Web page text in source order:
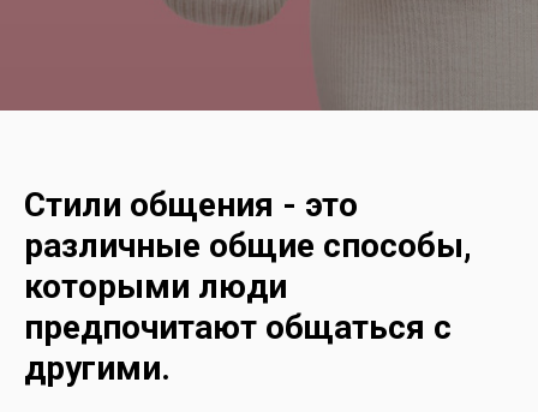
Стили общения - это
различные общие способы,
которыми люди
предпочитают общаться с
другими.